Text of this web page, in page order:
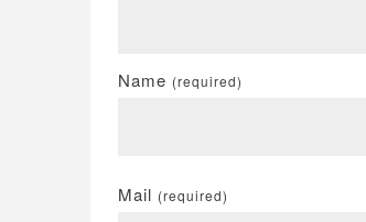
Name (required)
Mail (required)